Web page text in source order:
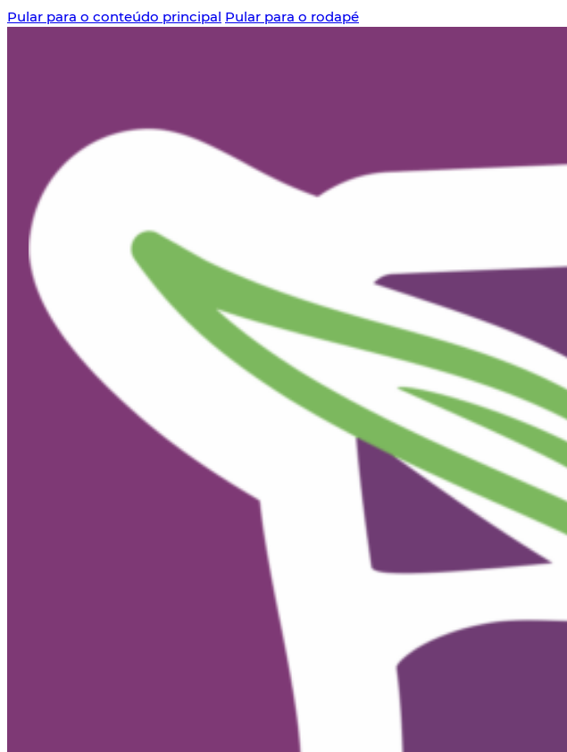
Pular para o conteúdo principal Pular para o rodapé